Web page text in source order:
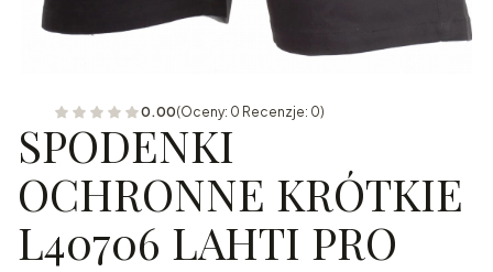
0.00(Oceny: 0 Recenzje: 0)
SPODENKI
OCHRONNE KRÓTKIE
L40706 LAHTI PRO